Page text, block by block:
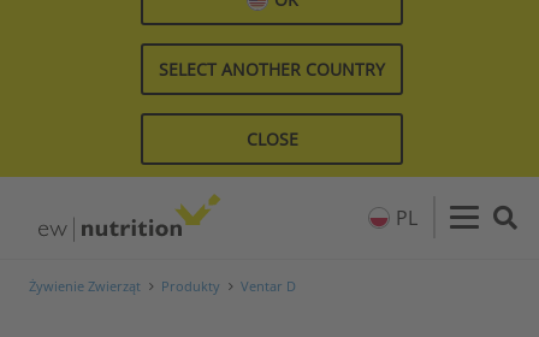
SELECT ANOTHER COUNTRY
CLOSE
PL
Żywienie Zwierząt Produkty Ventar D